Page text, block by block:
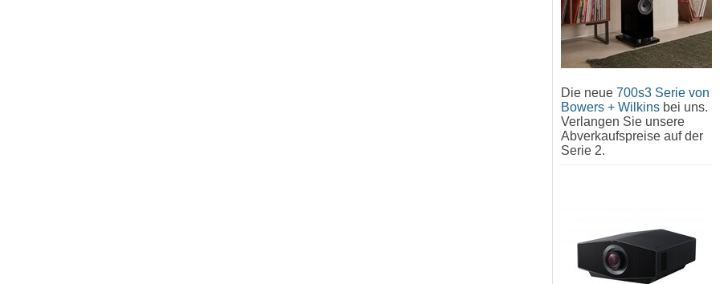
Die neue 700s3 Serie von
Bowers + Wilkins bei uns.
Verlangen Sie unsere
Abverkaufspreise auf der
Serie 2.